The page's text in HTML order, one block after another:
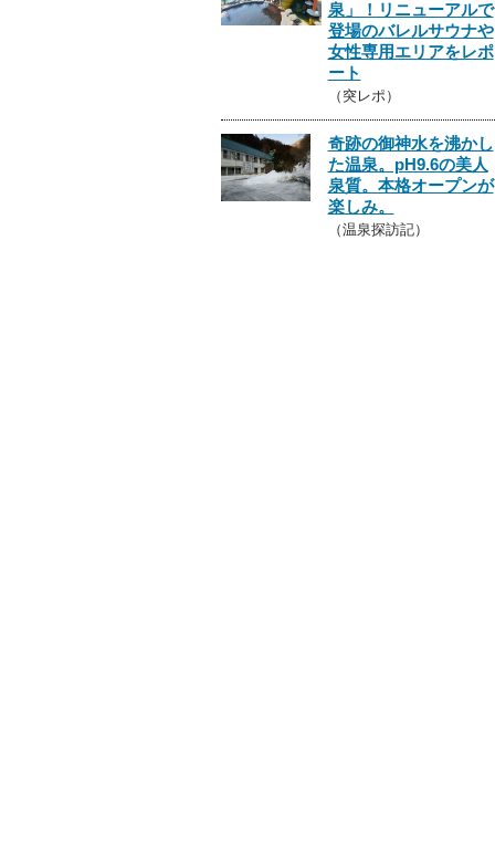
泉」！リニューアルで
登場のバレルサウナや
女性専用エリアをレポ
ート
（突レポ）
奇跡の御神水を沸かし
た温泉。pH9.6の美人
泉質。本格オープンが
楽しみ。
（温泉探訪記）